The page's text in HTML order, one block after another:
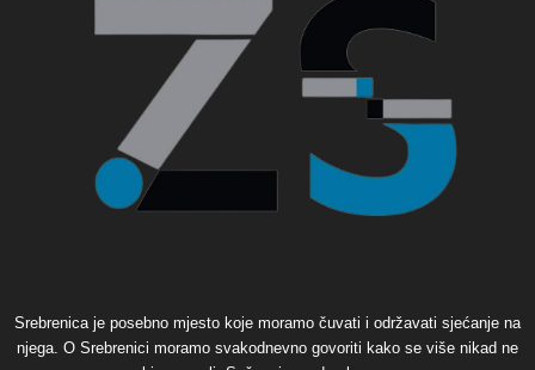
Srebrenica je posebno mjesto koje moramo čuvati i održavati sjećanje na
njega. O Srebrenici moramo svakodnevno govoriti kako se više nikad ne